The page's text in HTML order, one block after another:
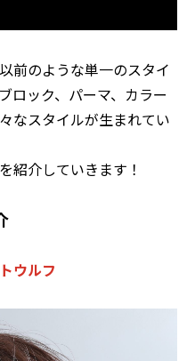
前のような単一のスタイ
ロック、パーマ、カラー
なスタイルが生まれてい
紹介していきます！
ウルフ